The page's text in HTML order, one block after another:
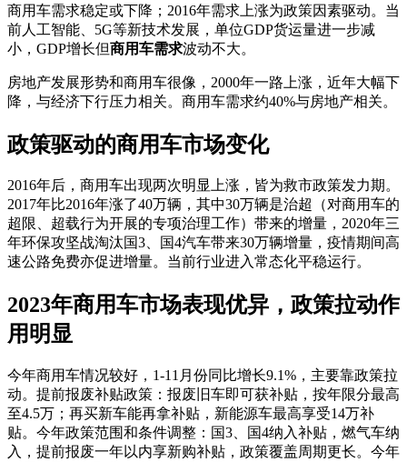
商用车需求稳定或下降；2016年需求上涨为政策因素驱动。当
前人工智能、5G等新技术发展，单位GDP货运量进一步减
小，GDP增长但商用车需求波动不大。
房地产发展形势和商用车很像，2000年一路上涨，近年大幅下
降，与经济下行压力相关。商用车需求约40%与房地产相关。
政策驱动的商用车市场变化
2016年后，商用车出现两次明显上涨，皆为救市政策发力期。
2017年比2016年涨了40万辆，其中30万辆是治超（对商用车的
超限、超载行为开展的专项治理工作）带来的增量，2020年三
年环保攻坚战淘汰国3、国4汽车带来30万辆增量，疫情期间高
速公路免费亦促进增量。当前行业进入常态化平稳运行。
2023年商用车市场表现优异，政策拉动作
用明显
今年商用车情况较好，1-11月份同比增长9.1%，主要靠政策拉
动。提前报废补贴政策：报废旧车即可获补贴，按年限分最高
至4.5万；再买新车能再拿补贴，新能源车最高享受14万补
贴。今年政策范围和条件调整：国3、国4纳入补贴，燃气车纳
入，提前报废一年以内享新购补贴，政策覆盖周期更长。今年